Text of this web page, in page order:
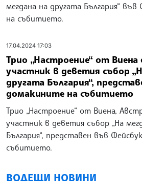
мегдана на другата България“
на събитието.
17.04.2024 17:03
Трио „Настроение“ от
участник в деветия събор
другата България“,
домакините на събитието
Трио „Настроение“ от Виена,
участник в деветия събор „На
България“, представен във
събитието.
ВОДЕЩИ НОВИНИ